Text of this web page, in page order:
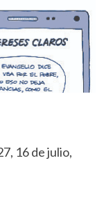
16 de julio,